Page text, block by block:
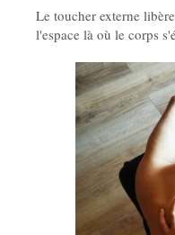
Le toucher externe
l'espace là où le corps